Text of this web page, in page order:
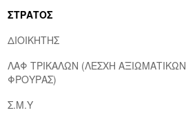
ΣΤΡΑΤΟΣ
ΔΙΟΙΚΗΤΗΣ
ΛΑΦ ΤΡΙΚΑΛΩΝ (ΛΕΣΧΗ ΑΞΙΩΜΑΤΙΚΩΝ
ΦΡΟΥΡΑΣ)
Σ.Μ.Υ